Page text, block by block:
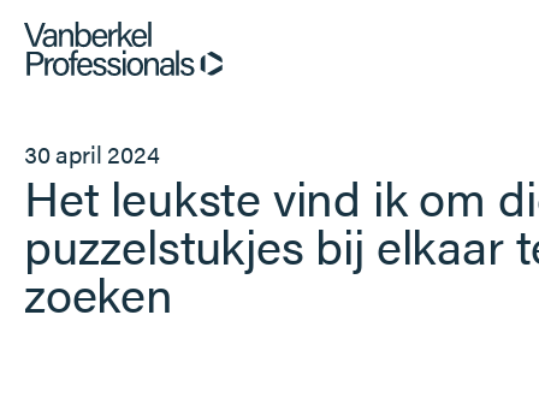
Professionals
Opdrachtgevers
Dienstverlening
30 april 2024
Het leukste vind ik om
puzzelstukjes bij elkaar
zoeken